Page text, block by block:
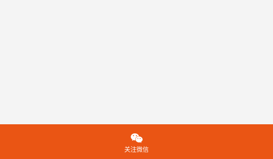

关注微信